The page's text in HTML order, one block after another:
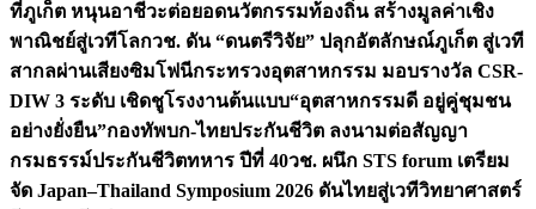
ที่ภูเก็ต หนุนอาชีวะต่อยอดนวัตกรรมท้องถิ่น สร้างมูลค่าเชิง
พาณิชย์สู่เวทีโลกวช. ดัน “ดนตรีวิจัย” ปลุกอัตลักษณ์ภูเก็ต สู่เวที
สากลผ่านเสียงซิมโฟนีกระทรวงอุตสาหกรรม มอบรางวัล CSR-
DIW 3 ระดับ เชิดชูโรงงานต้นแบบ“อุตสาหกรรมดี อยู่คู่ชุมชน
อย่างยั่งยืน”กองทัพบก-ไทยประกันชีวิต ลงนามต่อสัญญา
กรมธรรม์ประกันชีวิตทหาร ปีที่ 40วช. ผนึก STS forum เตรียม
จัด Japan–Thailand Symposium 2026 ดันไทยสู่เวทีวิทยาศาสตร์